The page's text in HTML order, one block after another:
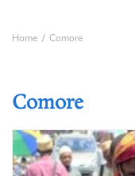
Home Comore
Comore